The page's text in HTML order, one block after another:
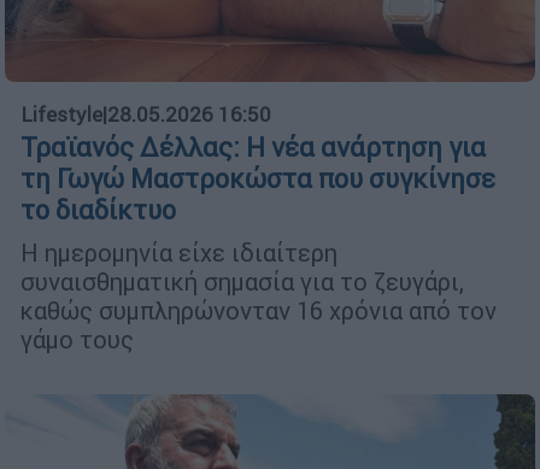
Lifestyle|28.05.2026 16:50
Τραϊανός Δέλλας: Η νέα ανάρτηση για
τη Γωγώ Μαστροκώστα που συγκίνησε
το διαδίκτυο
Η ημερομηνία είχε ιδιαίτερη
συναισθηματική σημασία για το ζευγάρι,
καθώς συμπληρώνονταν 16 χρόνια από τον
γάμο τους